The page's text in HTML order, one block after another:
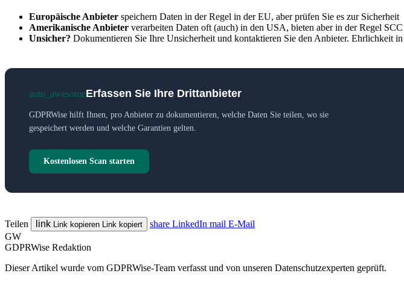
Europäische Anbieter speichern Daten in der Regel in der EU, aber prüfen Sie es zur Sicherheit
Amerikanische Anbieter verarbeiten Daten oft (auch) in den USA, bieten aber in der Regel SCC
Unsicher? Dokumentieren Sie Ihre Unsicherheit und kontaktieren Sie den Anbieter. Ehrlichkeit
auto_awesomeErfassen Sie Ihre Drittanbieter
GDPRWise hilft Ihnen, pro Anbieter zu dokumentieren, welche Daten Sie teilen, wo sie
gespeichert werden und welche Garantien gelten.
Kostenlosen Scan starten
Teilen link Link kopieren Link kopiert share LinkedIn mail E-Mail
GW
GDPRWise Redaktion
Dieser Artikel wurde vom GDPRWise-Team verfasst und von unseren Datenschutzexperten geprüft.